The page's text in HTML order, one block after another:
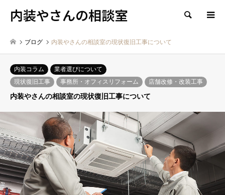
内装やさんの相談室 検索
ブログ 内装やさんの相談室の現状復旧工事について
内装コラム
業者選びについて
現状復旧工事
事務所・オフィスリフォーム 店舗改修・改装工事
内装やさんの相談室の現状復旧工事について